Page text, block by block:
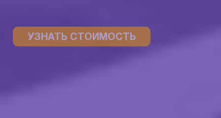
УЗНАТЬ СТОИМОСТЬ